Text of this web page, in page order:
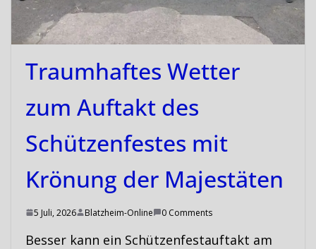
Traumhaftes Wetter
zum Auftakt des
Schützenfestes mit
Krönung der Majestäten
5 Juli, 2026 Blatzheim-Online 0 Comments
Besser kann ein Schützenfestauftakt am